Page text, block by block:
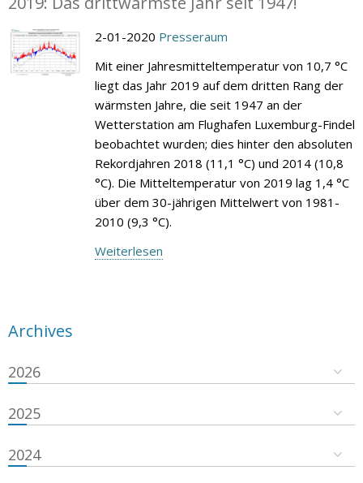
2-01-2020 Presseraum
Mit einer Jahresmitteltemperatur von 10,7 °C
liegt das Jahr 2019 auf dem dritten Rang der
wärmsten Jahre, die seit 1947 an der
Wetterstation am Flughafen Luxemburg-Findel
beobachtet wurden; dies hinter den absoluten
Rekordjahren 2018 (11,1 °C) und 2014 (10,8
°C). Die Mitteltemperatur von 2019 lag 1,4 °C
über dem 30-jährigen Mittelwert von 1981-
2010 (9,3 °C).
Weiterlesen
Archives
2026
2025
2024